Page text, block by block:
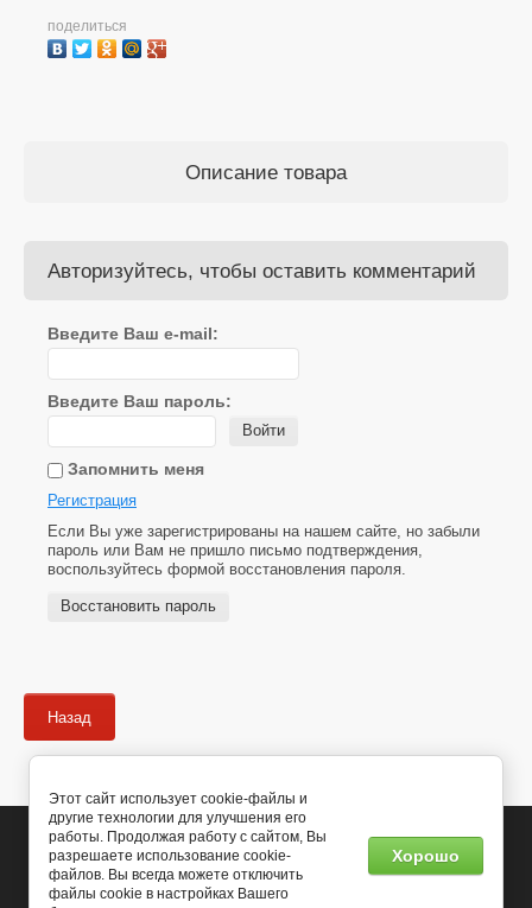
поделиться
Описание товара
Авторизуйтесь, чтобы оставить комментарий
Введите Ваш e-mail:
Введите Ваш пароль:
Войти
Запомнить меня
Регистрация
Если Вы уже зарегистрированы на нашем сайте, но забыли
пароль или Вам не пришло письмо подтверждения,
воспользуйтесь формой восстановления пароля.
Восстановить пароль
Назад
Copyright © 2008 - 2021
Компания Мегагрупп:разработка интернет-магазинов
Этот сайт использует cookie-файлы и
другие технологии для улучшения его
работы. Продолжая работу с сайтом, Вы
разрешаете использование cookie-
файлов. Вы всегда можете отключить
файлы cookie в настройках Вашего
Хорошо